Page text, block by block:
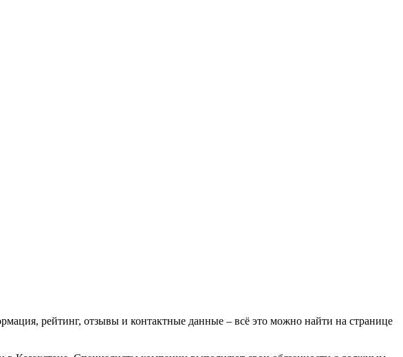
рейтинг, отзывы и контактные данные – всё это можно найти на странице